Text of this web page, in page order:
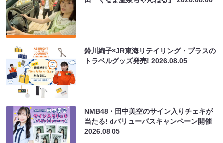
鈴川絢子×JR東海リテイリング・プラスの
トラベルグッズ発売!2026.08.05
NMB48・田中美空のサイン入りチェキが
当たる! dバリューパスキャンペーン開催
2026.08.05